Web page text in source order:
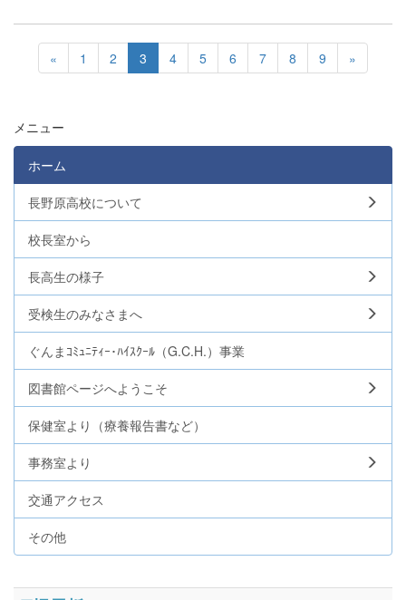
« 1 2 3 4 5 6 7 8 9 »
メニュー
ホーム
長野原高校について
校長室から
長高生の様子
受検生のみなさまへ
ぐんまｺﾐｭﾆﾃｨｰ･ﾊｲｽｸｰﾙ（G.C.H.）事業
図書館ページへようこそ
保健室より（療養報告書など）
事務室より
交通アクセス
その他